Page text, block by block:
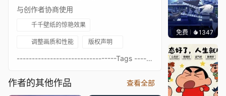
与创作者协商使用
千千壁纸的惊艳效果
调整画质和性能 版权声明
---------------------------------Tags ---------------------------------- Audio Responsive - Simplistic - Minimal- Dog- Music - Rainbow- Triple Monitor- Duel Monitor ---------------------------------The music notes appear when sound is played To remove them turn off "Audio Recording"
作者的其他作品 查看全部
免费 1347
小佛
等作者